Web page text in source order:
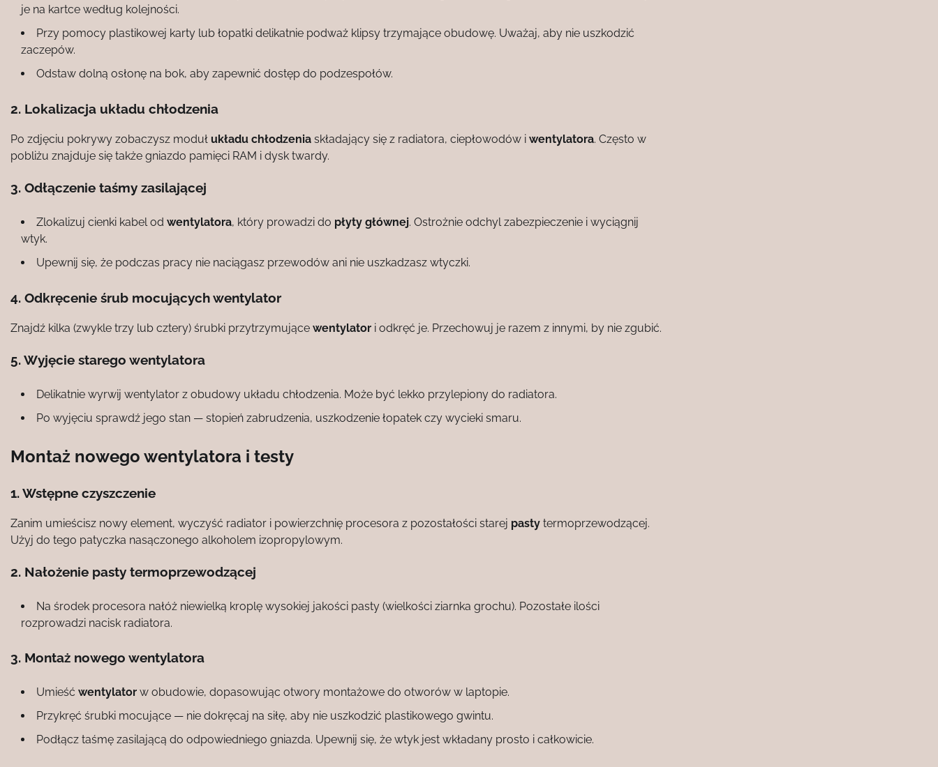
je na kartce według kolejności.
Przy pomocy plastikowej karty lub łopatki delikatnie podważ klipsy trzymające obudowę. Uważaj, aby nie uszkodzić
zaczepów.
Odstaw dolną osłonę na bok, aby zapewnić dostęp do podzespołów.
2. Lokalizacja układu chłodzenia
Po zdjęciu pokrywy zobaczysz moduł układu chłodzenia składający się z radiatora, ciepłowodów i wentylatora. Często w
pobliżu znajduje się także gniazdo pamięci RAM i dysk twardy.
3. Odłączenie taśmy zasilającej
Zlokalizuj cienki kabel od wentylatora, który prowadzi do płyty głównej. Ostrożnie odchyl zabezpieczenie i wyciągnij
wtyk.
Upewnij się, że podczas pracy nie naciągasz przewodów ani nie uszkadzasz wtyczki.
4. Odkręcenie śrub mocujących wentylator
Znajdź kilka (zwykle trzy lub cztery) śrubki przytrzymujące wentylator i odkręć je. Przechowuj je razem z innymi, by nie zgubić.
5. Wyjęcie starego wentylatora
Delikatnie wyrwij wentylator z obudowy układu chłodzenia. Może być lekko przylepiony do radiatora.
Po wyjęciu sprawdź jego stan — stopień zabrudzenia, uszkodzenie łopatek czy wycieki smaru.
Montaż nowego wentylatora i testy
1. Wstępne czyszczenie
Zanim umieścisz nowy element, wyczyść radiator i powierzchnię procesora z pozostałości starej pasty termoprzewodzącej.
Użyj do tego patyczka nasączonego alkoholem izopropylowym.
2. Nałożenie pasty termoprzewodzącej
Na środek procesora nałóż niewielką kroplę wysokiej jakości pasty (wielkości ziarnka grochu). Pozostałe ilości
rozprowadzi nacisk radiatora.
3. Montaż nowego wentylatora
Umieść wentylator w obudowie, dopasowując otwory montażowe do otworów w laptopie.
Przykręć śrubki mocujące — nie dokręcaj na siłę, aby nie uszkodzić plastikowego gwintu.
Podłącz taśmę zasilającą do odpowiedniego gniazda. Upewnij się, że wtyk jest wkładany prosto i całkowicie.